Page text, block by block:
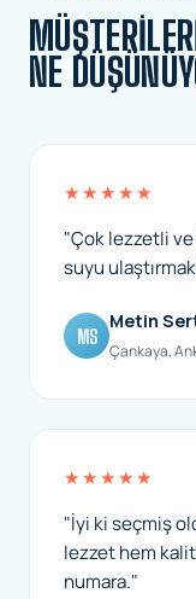
NE
★★★★★
"Çok lezzetli
suyu
MS
Metin
Çankaya,
★★★★★
"İyi ki seçmiş
lezzet hem
numara."